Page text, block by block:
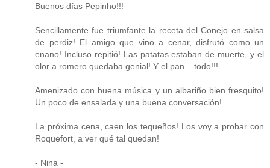
Buenos días Pepinho!!!
Sencillamente fue triumfante la receta del Conejo en salsa
de perdiz! El amigo que vino a cenar, disfrutó como un
enano! Incluso repitió! Las patatas estaban de muerte, y el
olor a romero quedaba genial! Y el pan... todo!!!
Amenizado con buena música y un albariño bien fresquito!
Un poco de ensalada y una buena conversación!
La próxima cena, caen los tequeños! Los voy a probar con
Roquefort, a ver qué tal quedan!
- Nina -